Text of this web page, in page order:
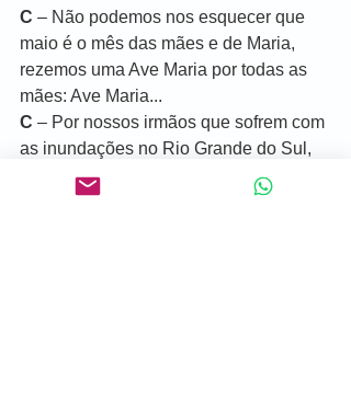
C – Não podemos nos esquecer que
maio é o mês das mães e de Maria,
rezemos uma Ave Maria por todas as
mães: Ave Maria...
C – Por nossos irmãos que sofrem com
as inundações no Rio Grande do Sul,
para que se recuperem e mantenham-
se firmes na esperança, rezemos: Ave